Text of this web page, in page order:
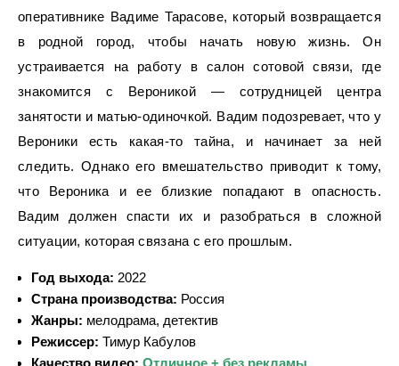
оперативнике Вадиме Тарасове, который возвращается
в родной город, чтобы начать новую жизнь. Он
устраивается на работу в салон сотовой связи, где
знакомится с Вероникой — сотрудницей центра
занятости и матью-одиночкой. Вадим подозревает, что у
Вероники есть какая-то тайна, и начинает за ней
следить. Однако его вмешательство приводит к тому,
что Вероника и ее близкие попадают в опасность.
Вадим должен спасти их и разобраться в сложной
ситуации, которая связана с его прошлым.
Год выхода: 2022
Страна производства: Россия
Жанры: мелодрама, детектив
Режиссер: Тимур Кабулов
Качество видео: Отличное + без рекламы